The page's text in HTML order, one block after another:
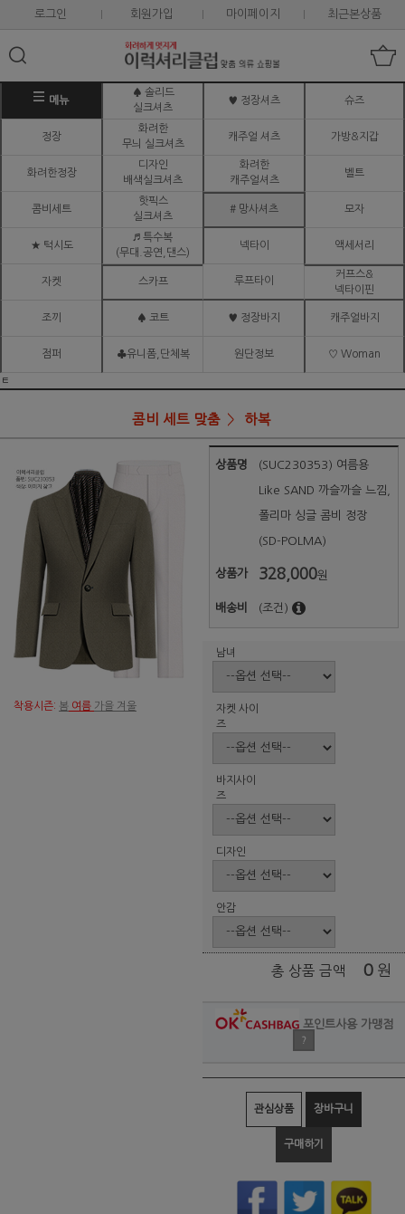
로그인 회원가입 마이페이지 최근본상품
메뉴
♠ 솔리드
실크셔츠
♥ 정장셔츠 슈즈
정장
화려한
무늬 실크셔츠
캐주얼 셔츠 가방&지갑
화려한정장
디자인
배색실크셔츠
화려한
캐주얼셔츠
벨트
콤비세트
핫픽스
실크셔츠
# 망사셔츠 모자
★ 턱시도
♬ 특수복
(무대.공연,댄스)
넥타이 액세서리
자켓 스카프 루프타이
커프스&
넥타이핀
조끼 ♠ 코트 ♥ 정장바지 캐주얼바지
점퍼 ♣유니폼,단체복 원단정보 ♡ Woman
ㅌ
콤비 세트 맞춤 하복
착용시즌: 봄 여름 가을 겨울
상품명 (SUC230353) 여름용
Like SAND 까슬까슬 느낌,
폴리마 싱글 콤비 정장
(SD-POLMA)
상품가 328,000원
배송비 (조건)
남녀
자켓 사이
즈
바지사이
즈
디자인
안감
총 상품 금액 0 원
포인트사용 가맹점
?
관심상품 장바구니
구매하기